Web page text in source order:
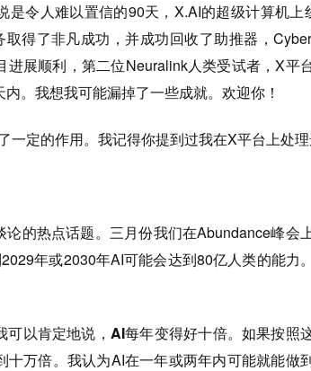
令人难以置信的90天，X.AI的超级计算机上
得了非凡成功，并成功回收了助推器，
展顺利，第二位Neuralink人类受试者，X平
。我想我可能漏掉了一些成就。欢迎你！
一定的作用。我记得你提到过我在X平台上处理
的热点话题。三月份我们在Abundance峰会
年或2030年AI可能会达到80亿人类的能力
可以肯定地说，AI每年变得好十倍。如果按照
万倍。 我认为AI在一年或两年内可能就能做